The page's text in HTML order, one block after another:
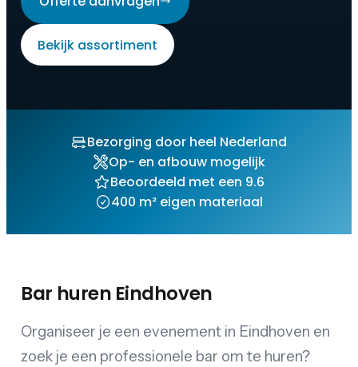
Bekijk assortiment
Bezorging door heel Nederland
Op- en afbouw mogelijk
Beoordeeld met een 9.6
400 m² eigen materiaal
Bar huren Eindhoven
Organiseer je een evenement in Eindhoven en
zoek je een professionele bar om te huren?